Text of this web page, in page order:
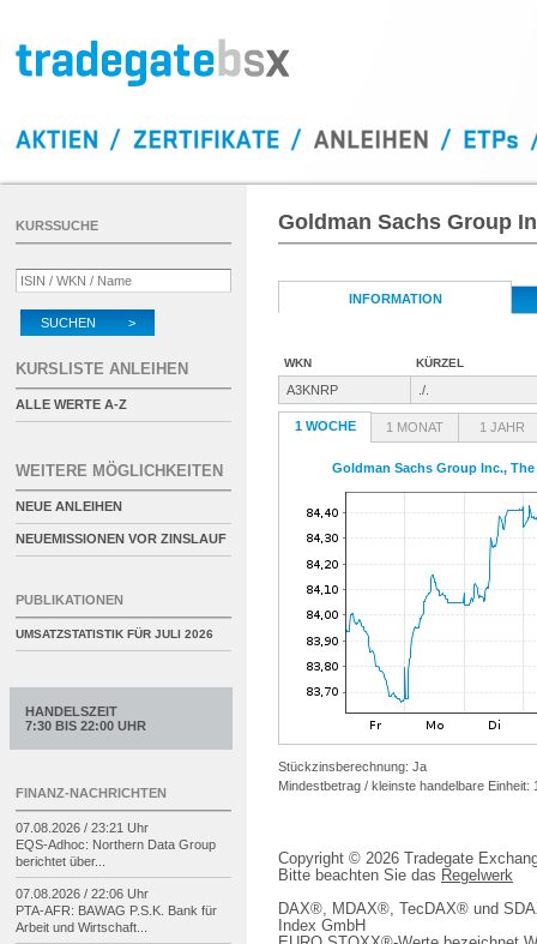
Goldman Sachs Group
INFORMATION
WKN KÜRZEL
A3KNRP ./.
1 WOCHE 1 MONAT 1 JAHR
Goldman Sachs Group Inc., The
Stückzinsberechnung: Ja
Mindestbetrag / kleinste handelbare Einheit:
Copyright © 2026 Tradegate
Bitte beachten Sie das Regelwerk
DAX®, MDAX®, TecDAX® und
Index GmbH
KURSSUCHE
SUCHEN >
KURSLISTE ANLEIHEN
ALLE WERTE A-Z
WEITERE MÖGLICHKEITEN
NEUE ANLEIHEN
NEUEMISSIONEN VOR ZINSLAUF
PUBLIKATIONEN
UMSATZSTATISTIK FÜR JULI 2026
HANDELSZEIT
7:30 BIS 22:00 UHR
FINANZ-NACHRICHTEN
07.08.2026 / 23:21 Uhr
EQS-Adhoc: Northern Data Group
berichtet über...
07.08.2026 / 22:06 Uhr
PTA-AFR: BAWAG P.S.K. Bank für
Arbeit und Wirtschaft...